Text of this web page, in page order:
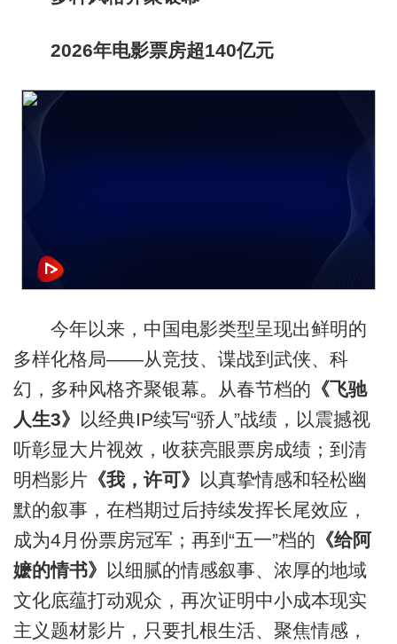
2026年电影票房超140亿元
今年以来，中国电影类型呈现出鲜明的
多样化格局——从竞技、谍战到武侠、科
幻，多种风格齐聚银幕。从春节档的 《飞驰
人生3》
以经典IP续写“骄人”战绩，以震撼视
听彰显大片视效，收获亮眼票房成绩；到清
明档影片 《我，许可》
以真挚情感和轻松幽
默的叙事，在档期过后持续发挥长尾效应，
成为4月份票房冠军；再到“五一”档的 《给阿
嬷的情书》
以细腻的情感叙事、浓厚的地域
文化底蕴打动观众，再次证明中小成本现实
主义题材影片，只要扎根生活、聚焦情感，